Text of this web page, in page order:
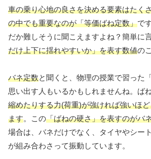
車の乗り心地の良さを決める要素はたく
の中でも重要なのが「等価ばね定数」で
だか難しそうに聞こえますよね？簡単に言
だけ上下に揺れやすいか」を表す数値の
バネ定数と聞くと、物理の授業で習った
思い出す人もいるかもしれませんね。ばね
縮めたりする力(荷重)が強ければ強いほ
ます。この「ばねの硬さ」を表すのがバ
場合は、バネだけでなく、タイヤやシー
が組み合わさって振動しています。